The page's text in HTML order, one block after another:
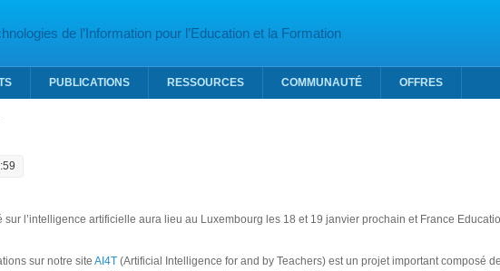
de l’Information pour l’Education et la Formation
PUBLICATIONS RESSOURCES COMMUNAUTÉ OFFRES
sur l’intelligence artificielle aura lieu au Luxembourg les 18 et 19 janvier prochain et France
sur notre site AI4T (Artificial Intelligence for and by Teachers) est un projet important composé